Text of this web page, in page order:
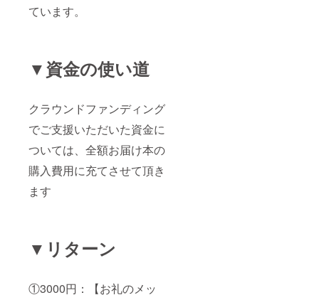
ています。
▼資金の使い道
クラウンドファンディング
でご支援いただいた資金に
ついては、全額お届け本の
購入費用に充てさせて頂き
ます
▼リターン
①3000円：【お礼のメッ